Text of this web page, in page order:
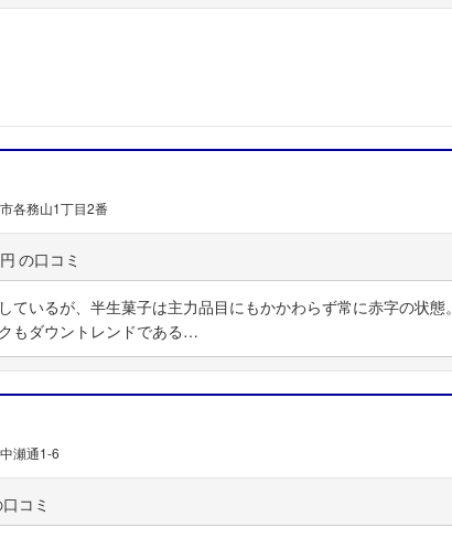
各務山1丁目2番
ているが、半生菓子は主力品目にもかかわらず常に赤字の状態。
もダウントレンドである…
瀬通1-6